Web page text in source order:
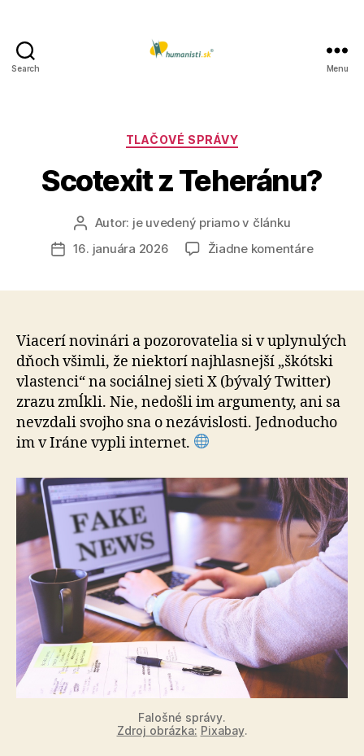
Search Menu
Kategórie
TLAČOVÉ SPRÁVY
Scotexit z Teheránu?
Autor
článku
Autor: je uvedený priamo v článku
Dátum
16. januára 2026 Žiadne komentárena
Viacerí novinári a pozorovatelia si v uplynulých
dňoch všimli, že niektorí najhlasnejší „škótski
vlastenci“ na so­ciál­nej sieti X (bývalý Twitter)
zrazu zmĺkli. Nie, nedošli im argumenty, ani sa
nevzdali svojho sna o nezávislosti. Jednoducho
im v Iráne vypli internet.
Falošné správy.
Zdroj obrázka: Pixabay.